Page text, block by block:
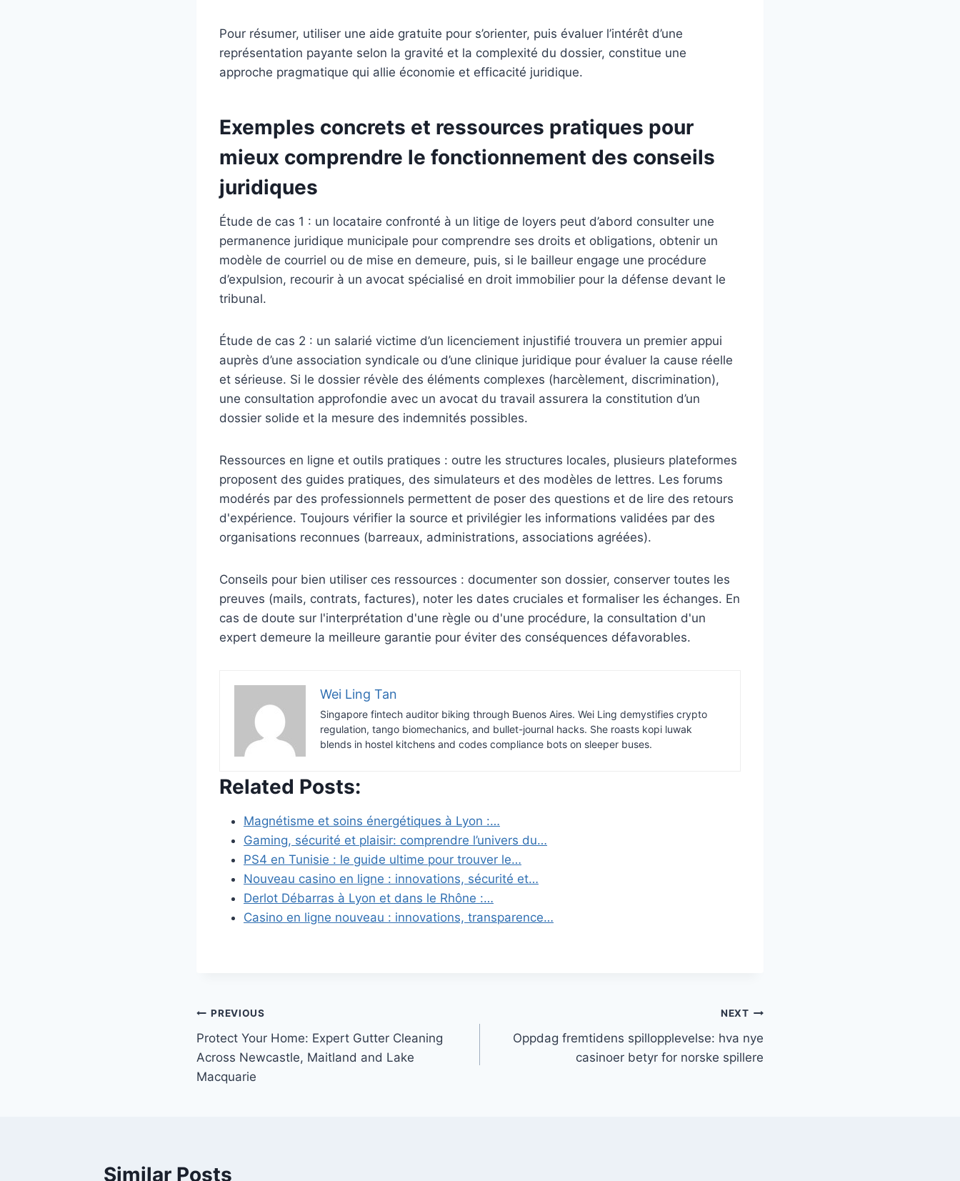
Pour résumer, utiliser une aide gratuite pour s’orienter, puis évaluer l’intérêt d’une
représentation payante selon la gravité et la complexité du dossier, constitue une
approche pragmatique qui allie économie et efficacité juridique.
Exemples concrets et ressources pratiques pour
mieux comprendre le fonctionnement des conseils
juridiques
Étude de cas 1 : un locataire confronté à un litige de loyers peut d’abord consulter une
permanence juridique municipale pour comprendre ses droits et obligations, obtenir un
modèle de courriel ou de mise en demeure, puis, si le bailleur engage une procédure
d’expulsion, recourir à un avocat spécialisé en droit immobilier pour la défense devant le
tribunal.
Étude de cas 2 : un salarié victime d’un licenciement injustifié trouvera un premier appui
auprès d’une association syndicale ou d’une clinique juridique pour évaluer la cause réelle
et sérieuse. Si le dossier révèle des éléments complexes (harcèlement, discrimination),
une consultation approfondie avec un avocat du travail assurera la constitution d’un
dossier solide et la mesure des indemnités possibles.
Ressources en ligne et outils pratiques : outre les structures locales, plusieurs plateformes
proposent des guides pratiques, des simulateurs et des modèles de lettres. Les forums
modérés par des professionnels permettent de poser des questions et de lire des retours
d'expérience. Toujours vérifier la source et privilégier les informations validées par des
organisations reconnues (barreaux, administrations, associations agréées).
Conseils pour bien utiliser ces ressources : documenter son dossier, conserver toutes les
preuves (mails, contrats, factures), noter les dates cruciales et formaliser les échanges. En
cas de doute sur l'interprétation d'une règle ou d'une procédure, la consultation d'un
expert demeure la meilleure garantie pour éviter des conséquences défavorables.
Wei Ling Tan
Singapore fintech auditor biking through Buenos Aires. Wei Ling demystifies crypto
regulation, tango biomechanics, and bullet-journal hacks. She roasts kopi luwak
blends in hostel kitchens and codes compliance bots on sleeper buses.
Related Posts:
Magnétisme et soins énergétiques à Lyon :…
Gaming, sécurité et plaisir: comprendre l’univers du…
PS4 en Tunisie : le guide ultime pour trouver le…
Nouveau casino en ligne : innovations, sécurité et…
Derlot Débarras à Lyon et dans le Rhône :…
Casino en ligne nouveau : innovations, transparence…
Post
navigation
PREVIOUS
Protect Your Home: Expert Gutter Cleaning
Across Newcastle, Maitland and Lake
Macquarie
NEXT
Oppdag fremtidens spillopplevelse: hva nye
casinoer betyr for norske spillere
Similar Posts